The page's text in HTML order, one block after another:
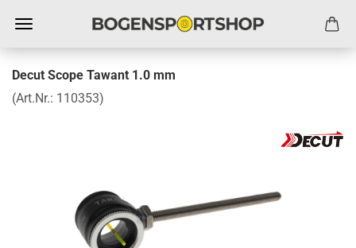
Decut Scope Tawant 1.0 mm
(Art.Nr.: 110353)